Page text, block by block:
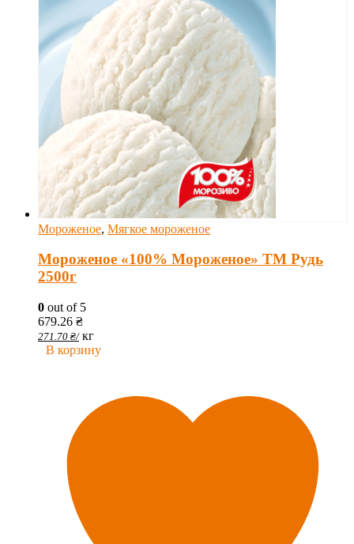
Мороженое, Мягкое мороженое
Мороженое «100% Мороженое» ТМ Рудь
2500г
0 out of 5
679.26 ₴
271.70 ₴/ кг
В корзину